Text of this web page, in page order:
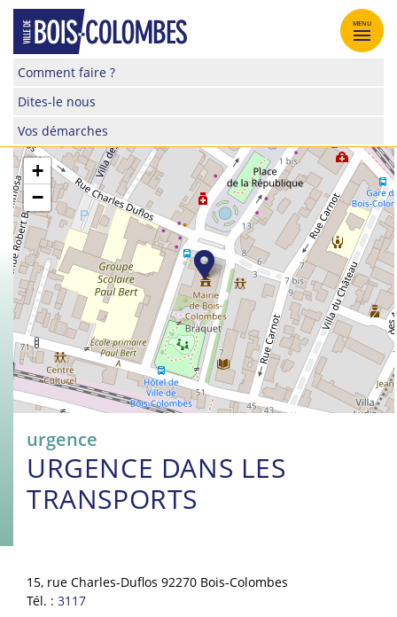
Skip
content
Site
de
la
de
Bois-
Colombes
Comment faire ?
Dites-le nous
Vos démarches
MENU
+
−
urgence
URGENCE DANS LES
TRANSPORTS
15, rue Charles-Duflos 92270 Bois-Colombes
Tél. : 3117